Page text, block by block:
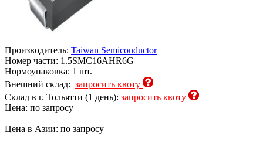
Производитель: Taiwan Semiconductor
Номер части: 1.5SMC16AHR6G
Нормоупаковка: 1 шт.
Внешний склад: запросить квоту
Склад в г. Тольятти (1 день): запросить квоту
Цена: по запросу
Цена в Азии: по запросу